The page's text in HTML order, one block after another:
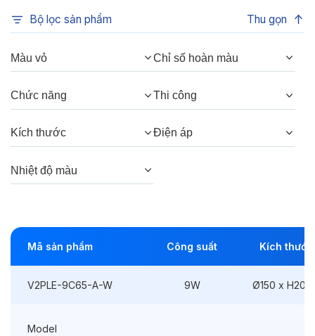
765lm(N)
Góc chiếu:
Thông số Điện & Lắp đặt
Công suất:
Kiểu lắp đặt:
Lắp âm
Thi công:Ø135mm
Bộ lọc sản phẩm Thu gọn
Màu vỏ Chỉ số hoàn màu
Chức năng Thi công
Kích thước Điện áp
Nhiệt độ màu
Mã sản phẩm Công suất Kích thước
V2PLE-9C65-A-W 9W Ø150 x
Model